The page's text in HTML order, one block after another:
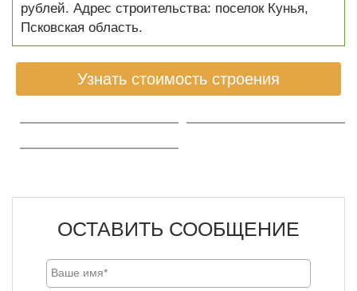
рублей. Адрес строительства: поселок Кунья,
Псковская область.
Узнать стоимость строения
ОСТАВИТЬ СООБЩЕНИЕ